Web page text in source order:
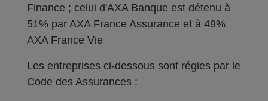
Finance ; celui d'AXA Banque est détenu à
51% par AXA France Assurance et à 49%
AXA France Vie
Les entreprises ci-dessous sont régies par le
Code des Assurances :